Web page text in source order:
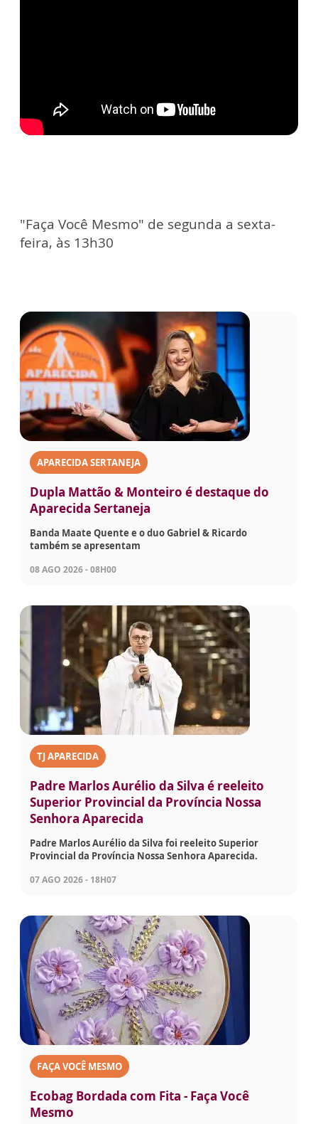
"Faça Você Mesmo" de segunda a sexta-
feira, às 13h30
APARECIDA SERTANEJA
Dupla Mattão & Monteiro é destaque do
Aparecida Sertaneja
Banda Maate Quente e o duo Gabriel & Ricardo
também se apresentam
08 AGO 2026 - 08H00
TJ APARECIDA
Padre Marlos Aurélio da Silva é reeleito
Superior Provincial da Província Nossa
Senhora Aparecida
Padre Marlos Aurélio da Silva foi reeleito Superior
Provincial da Província Nossa Senhora Aparecida.
07 AGO 2026 - 18H07
FAÇA VOCÊ MESMO
Ecobag Bordada com Fita - Faça Você
Mesmo